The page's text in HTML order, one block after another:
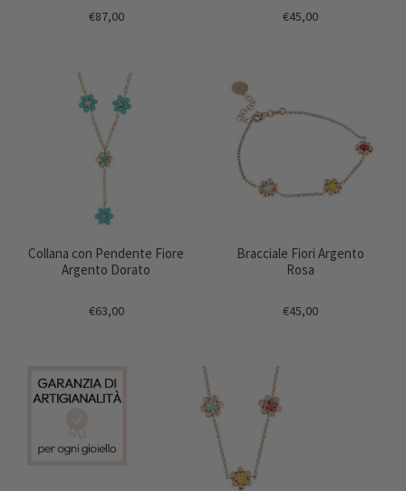
€87,00 €45,00
Collana con Pendente Fiore
Argento Dorato
€63,00
Bracciale Fiori Argento
Rosa
€45,00